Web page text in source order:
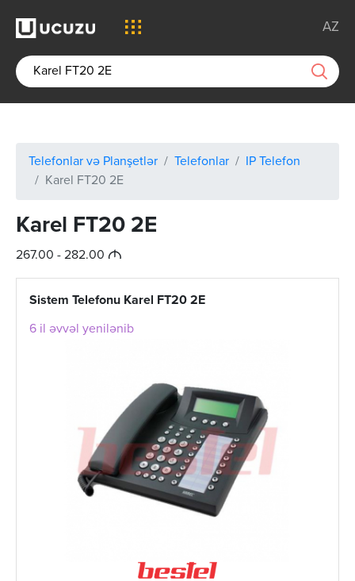
AZ
Telefonlar və Planşetlər Telefonlar
IP Telefon
Karel FT20 2E
Karel FT20 2E
267.00 - 282.00 M
Sistem Telefonu Karel FT20 2E
6 il əvvəl yenilənib